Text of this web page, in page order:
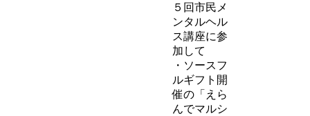
５回市民メ
ンタルヘル
ス講座に参
加して
・ソースフ
ルギフト開
催の「えら
んでマルシ